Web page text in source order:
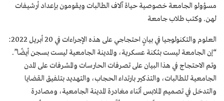
مسؤولو الجامعة خصوصية حياة آلاف الطالبات ويقومون بإعداد أرشيفات
لهن. وكتب طلاب جامعة
العلوم والتكنولوجيا في بيانٍ احتجاجي على هذه الإجراءات في 20 أبريل 2022:
“إن الجامعة ليست بثكنة عسكرية، والمدينة الجامعية ليست بسجن أيضًا”.
وتم الاحتجاج في هذا البيان على تصرفات الحارسات والمشرفات على المدن
الجامعية للطالبات، والتذكير بارتداء الحجاب، والتهديد بتلفيق القضايا
والتدخل في تصميم الملابس أثناء مغادرة المدينة الجامعية، ومصادرة